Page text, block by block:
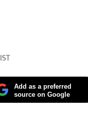
IST
Add as a preferred
source on Google